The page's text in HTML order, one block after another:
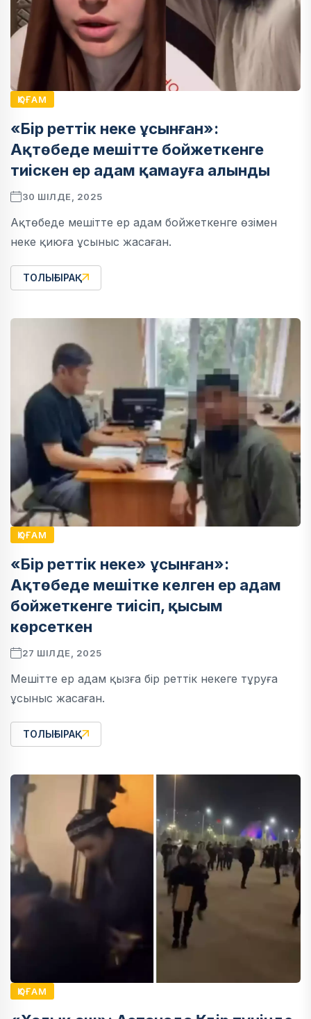
ҚОҒАМ
«Бір реттік неке ұсынған»:
Ақтөбеде мешітте бойжеткенге
тиіскен ер адам қамауға алынды
30 ШІЛДЕ, 2025
Ақтөбеде мешітте ер адам бойжеткенге өзімен
неке қиюға ұсыныс жасаған.
ТОЛЫҒЫРАҚ
ҚОҒАМ
«Бір реттік неке» ұсынған»:
Ақтөбеде мешітке келген ер адам
бойжеткенге тиісіп, қысым
көрсеткен
27 ШІЛДЕ, 2025
Мешітте ер адам қызға бір реттік некеге тұруға
ұсыныс жасаған.
ТОЛЫҒЫРАҚ
ҚОҒАМ